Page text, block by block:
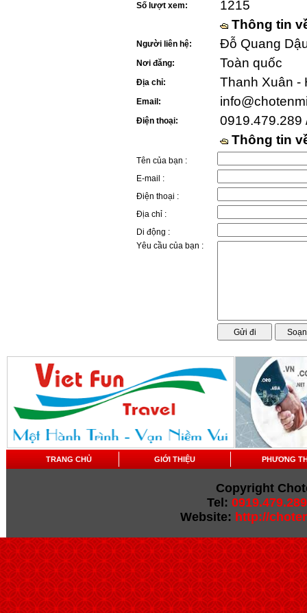
Số lượt xem:
1215
Thông tin
Người liên hệ: Đỗ Quang
Nơi đăng: Toàn quốc
Địa chỉ: Thanh Xuân -
Email:
Điện thoại:
0919.479.289
Thông tin
Tên của bạn :
E-mail :
Điện thoại :
Địa chỉ :
Di động :
Yêu cầu của bạn :
TRANG CHỦ GIỚI THIỆU PHƯƠNG
Copyright
Tel: 0919.479.289
Website: http://